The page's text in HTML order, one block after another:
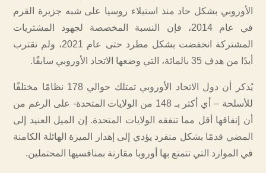
الأوروبي بشكل حاد منذ استيلاء روسيا على شبه جزيرة القرم
في عام 2014، فإن النسبة المخصصة لجهود المشتريات
المشتركة انخفضت بشكل مطرد حتى عام 2021، ولم تقترب
أبدًا من هدف 35 بالمائة، التي وضعها الاتحاد الأوروبي سابقًا.
يُذكر أن دول الاتحاد الأوروبي تمتلك حوالي 178 نظامًا مختلفًا
للأسلحة – أي أكثر بـ 148 من الولايات المتحدة- على الرغم من
أن إنفاقها أقل مما تنفقه الولايات المتحدة. إن الميل العنيد إلى
المضي قدمًا بشكل منفرد يؤدي إلى إهدار الميزة الهائلة الكامنة
في الموارد التي تتمتع بها أوروبا مقارنة بمنافسيها المحتملين.